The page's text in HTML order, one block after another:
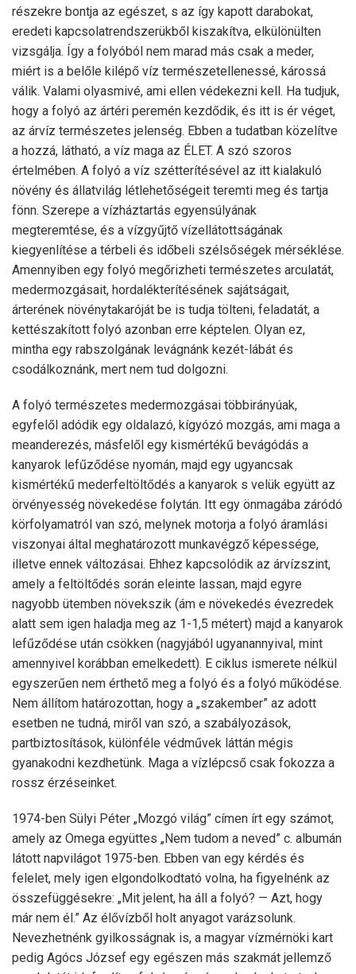
részekre bontja az egészet, s az így kapott darabokat,
eredeti kapcsolatrendszerükből kiszakítva, elkülönülten
vizsgálja. Így a folyóból nem marad más csak a meder,
miért is a belőle kilépő víz természetellenessé, károssá
válik. Valami olyasmivé, ami ellen védekezni kell. Ha tudjuk,
hogy a folyó az ártéri peremén kezdődik, és itt is ér véget,
az árvíz természetes jelenség. Ebben a tudatban közelítve
a hozzá, látható, a víz maga az ÉLET. A szó szoros
értelmében. A folyó a víz szétterítésével az itt kialakuló
növény és állatvilág létlehetőségeit teremti meg és tartja
fönn. Szerepe a vízháztartás egyensúlyának
megteremtése, és a vízgyűjtő vízellátottságának
kiegyenlítése a térbeli és időbeli szélsőségek mérséklése.
Amennyiben egy folyó megőrizheti természetes arculatát,
medermozgásait, hordalékterítésének sajátságait,
árterének növénytakaróját be is tudja tölteni, feladatát, a
kettészakított folyó azonban erre képtelen. Olyan ez,
mintha egy rabszolgának levágnánk kezét-lábát és
csodálkoznánk, mert nem tud dolgozni.
A folyó természetes medermozgásai többirányúak,
egyfelől adódik egy oldalazó, kígyózó mozgás, ami maga a
meanderezés, másfelől egy kismértékű bevágódás a
kanyarok lefűződése nyomán, majd egy ugyancsak
kismértékű mederfeltöltődés a kanyarok s velük együtt az
örvényesség növekedése folytán. Itt egy önmagába záródó
körfolyamatról van szó, melynek motorja a folyó áramlási
viszonyai által meghatározott munkavégző képessége,
illetve ennek változásai. Ehhez kapcsolódik az árvízszint,
amely a feltöltődés során eleinte lassan, majd egyre
nagyobb ütemben növekszik (ám e növekedés évezredek
alatt sem igen haladja meg az 1-1,5 métert) majd a kanyarok
lefűződése után csökken (nagyjából ugyanannyival, mint
amennyivel korábban emelkedett). E ciklus ismerete nélkül
egyszerűen nem érthető meg a folyó és a folyó működése.
Nem állítom határozottan, hogy a „szakember” az adott
esetben ne tudná, miről van szó, a szabályozások,
partbiztosítások, különféle védművek láttán mégis
gyanakodni kezdhetünk. Maga a vízlépcső csak fokozza a
rossz érzéseinket.
1974-ben Sülyi Péter „Mozgó világ” címen írt egy számot,
amely az Omega együttes „Nem tudom a neved” c. albumán
látott napvilágot 1975-ben. Ebben van egy kérdés és
felelet, mely igen elgondolkodtató volna, ha figyelnénk az
összefüggésekre: „Mit jelent, ha áll a folyó? — Azt, hogy
már nem él.” Az élővízből holt anyagot varázsolunk.
Nevezhetnénk gyilkosságnak is, a magyar vízmérnöki kart
pedig Agócs József egy egészen más szakmát jellemző